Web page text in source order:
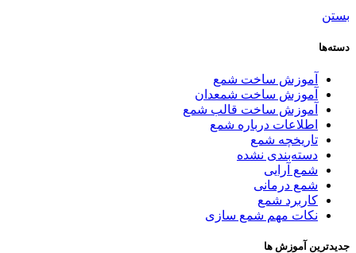
بستن
دسته‌ها
آموزش ساخت شمع
آموزش ساخت شمعدان
آموزش ساخت قالب شمع
اطلاعات درباره شمع
تاریخچه شمع
دسته‌بندی نشده
شمع آرایی
شمع درمانی
کاربرد شمع
نکات مهم شمع سازی
جدیدترین آموزش ها